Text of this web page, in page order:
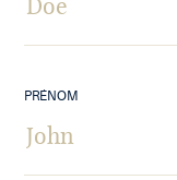
PRÉNOM